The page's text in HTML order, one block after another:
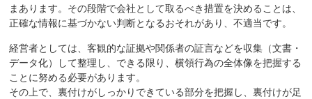
まあります。その段階で会社として取るべき措置を決めることは、
正確な情報に基づかない判断となるおそれがあり、不適当です。
経営者としては、客観的な証拠や関係者の証言などを収集（文書・
データ化）して整理し、できる限り、横領行為の全体像を把握する
ことに努める必要があります。
その上で、裏付けがしっかりできている部分を把握し、裏付けが足